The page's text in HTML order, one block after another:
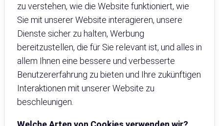
zu verstehen, wie die Website funktioniert, wie
Sie mit unserer Website interagieren, unsere
Dienste sicher zu halten, Werbung
bereitzustellen, die für Sie relevant ist, und alles in
allem Ihnen eine bessere und verbesserte
Benutzererfahrung zu bieten und Ihre zukünftigen
Interaktionen mit unserer Website zu
beschleunigen.